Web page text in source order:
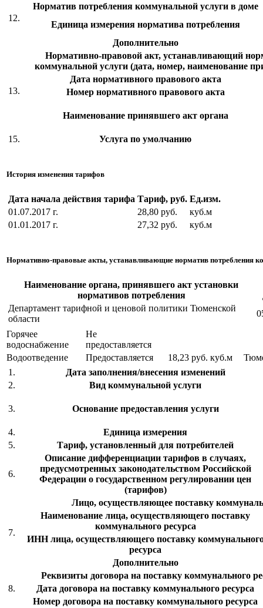
12.
Норматив потребления коммунальной услуги в доме
Единица измерения норматива потребления
Дополнительно
13.
Нормативно-правовой акт, устанавливающий
коммунальной услуги (дата, номер, наименование
Дата нормативного правового акта
Номер нормативного правового акта
Наименование принявшего акт органа
15. Услуга по умолчанию
История изменения тарифов
Дата начала действия тарифа Тариф, руб. Ед.изм.
01.07.2017 г.
28,80 руб.
куб.м
01.01.2017 г.
27,32 руб. куб.м
Нормативно-правовые акты, устанавливающие норматив потребления
Наименование органа, принявшего акт установки
нормативов потребления
Департамент тарифной и ценовой политики Тюменской
области
Горячее
водоснабжение
Не
предоставляется
Водоотведение
Предоставляется 18,23 руб. куб.м
1.
Дата заполнения/внесения изменений
2.
Вид коммунальной услуги
3. Основание предоставления услуги
4.
Единица измерения
5.
Тариф, установленный для потребителей
6.
Описание дифференциации тарифов в случаях,
предусмотренных законодательством Российской
Федерации о государственном регулировании цен
(тарифов)
7.
Лицо, осуществляющее поставку
Наименование лица, осуществляющего поставку
коммунального ресурса
ИНН лица, осуществляющего поставку
ресурса
Дополнительно
8.
Реквизиты договора на поставку коммунального
Дата договора на поставку коммунального ресурса
Номер договора на поставку коммунального ресурса